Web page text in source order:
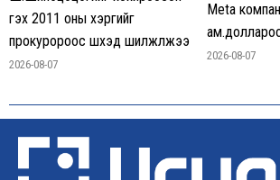
гэх 2011 оны хэргийг
прокуророос шүүхэд шилжүүлжээ
2026-08-07
Meta
2026-08-07